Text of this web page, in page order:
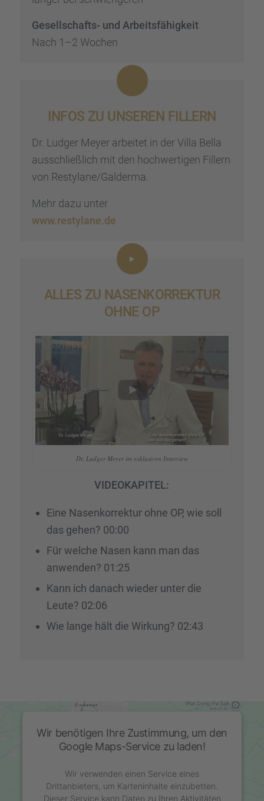
Gesell­schafts- und Arbeits­fä­hig­keit
Nach 1–2 Wochen
INFOS ZU UNSEREN FILLERN
Dr. Ludger Meyer arbei­tet in der Villa Bella
ausschließ­lich mit den hochwer­ti­gen Fillern
von Restylane/Galderma.
Mehr dazu unter
www.restylane.de
ALLES ZU NASEN­KOR­REK­TUR
OHNE OP
Dr. Ludger Meyer im exklu­si­ven Inter­view
VIDEOKAPITEL:
Eine Nasen­kor­rek­tur ohne OP, wie soll
das gehen? 00:00
Für welche Nasen kann man das
anwen­den? 01:25
Kann ich danach wieder unter die
Leute? 02:06
Wie lange hält die Wirkung? 02:43
Wir benötigen Ihre Zustimmung, um den
Google Maps-Service zu laden!
Wir verwenden einen Service eines
Drittanbieters, um Karteninhalte einzubetten.
Dieser Service kann Daten zu Ihren Aktivitäten